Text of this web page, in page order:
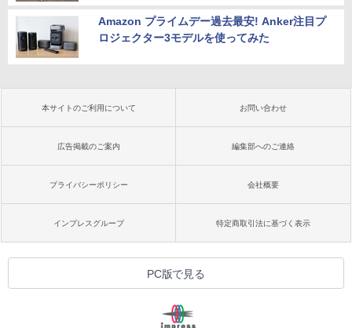
Amazon プライムデー過去最安! Anker注目プ
ロジェクター3モデルを使ってみた
本サイトのご利用について お問い合わせ
広告掲載のご案内 編集部へのご連絡
プライバシーポリシー 会社概要
インプレスグループ 特定商取引法に基づく表示
PC版で見る